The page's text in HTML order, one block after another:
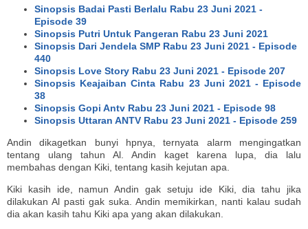
Sinopsis Badai Pasti Berlalu Rabu 23 Juni 2021 -
Episode 39
Sinopsis Putri Untuk Pangeran Rabu 23 Juni 2021
Sinopsis Dari Jendela SMP Rabu 23 Juni 2021 - Episode
440
Sinopsis Love Story Rabu 23 Juni 2021 - Episode 207
Sinopsis Keajaiban Cinta Rabu 23 Juni 2021 - Episode
38
Sinopsis Gopi Antv Rabu 23 Juni 2021 - Episode 98
Sinopsis Uttaran ANTV Rabu 23 Juni 2021 - Episode 259
Andin dikagetkan bunyi hpnya, ternyata alarm mengingatkan
tentang ulang tahun Al. Andin kaget karena lupa, dia lalu
membahas dengan Kiki, tentang kasih kejutan apa.
Kiki kasih ide, namun Andin gak setuju ide Kiki, dia tahu jika
dilakukan Al pasti gak suka. Andin memikirkan, nanti kalau sudah
dia akan kasih tahu Kiki apa yang akan dilakukan.